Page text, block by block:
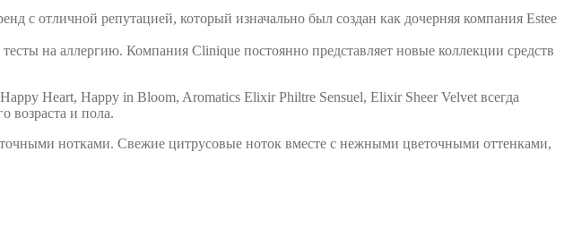
с отличной репутацией, который изначально был создан как дочерняя компания Estee
на аллергию. Компания Clinique постоянно представляет новые коллекции средств
Heart, Happy in Bloom, Aromatics Elixir Philtre Sensuel, Elixir Sheer Velvet всегда
возраста и пола.
нотками. Свежие цитрусовые ноток вместе с нежными цветочными оттенками,